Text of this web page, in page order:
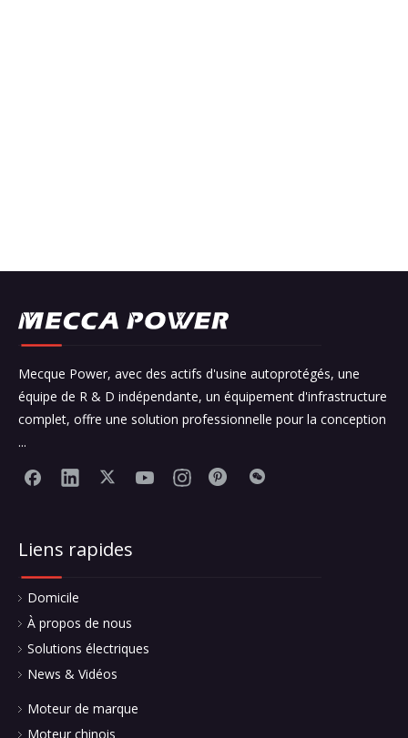
Mecque Power, avec des actifs d'usine autoprotégés, une
équipe de R & D indépendante, un équipement d'infrastructure
complet, offre une solution professionnelle pour la conception
...
Liens rapides
Domicile
À propos de nous
Solutions électriques
News & Vidéos
Moteur de marque
Moteur chinois